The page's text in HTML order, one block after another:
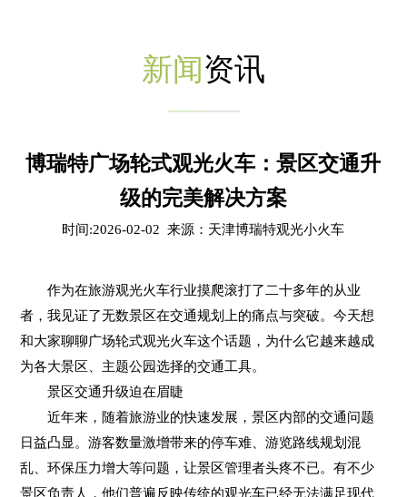
新闻资讯
博瑞特广场轮式观光火车：景区交通升
级的完美解决方案
时间:2026-02-02 来源：天津博瑞特观光小火车
作为在旅游观光火车行业摸爬滚打了二十多年的从业
者，我见证了无数景区在交通规划上的痛点与突破。今天想
和大家聊聊广场轮式观光火车这个话题，为什么它越来越成
为各大景区、主题公园选择的交通工具。
景区交通升级迫在眉睫
近年来，随着旅游业的快速发展，景区内部的交通问题
日益凸显。游客数量激增带来的停车难、游览路线规划混
乱、环保压力增大等问题，让景区管理者头疼不已。有不少
景区负责人，他们普遍反映传统的观光车已经无法满足现代